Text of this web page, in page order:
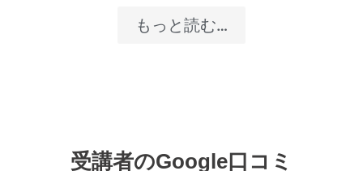
もっと読む…
受講者のGoogle口コミ